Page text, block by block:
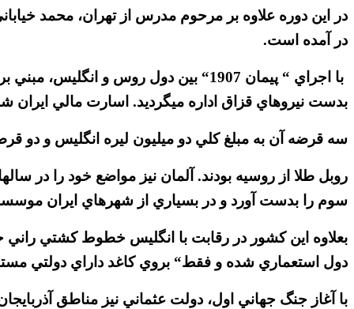
در اين دوره علاوه بر مرحوم مدرس از تهران، محمد
در آمده است.
با اجراي “ پيمان 1907“ بين دول
بدست نيروهاي قزاق اداره ميگرديد. اسارت مالي
سه قرضه آن به مبلغ كلي دو ميليون ليره انگليس و دو
سوم را بدست آورد و در بسياري از شهرهاي ايران
بعلاوه اين كشور در رقابت با انگليس خطوط كشتي
دول استعماري شده و فقط“ بروي كاغد داراي دولتي
با آغاز جنگ جهاني اول، دولت عثماني نيز مناطق